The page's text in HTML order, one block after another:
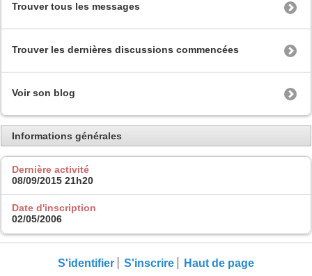
Trouver tous les messages
Trouver les dernières discussions commencées
Voir son blog
Informations générales
Dernière activité
08/09/2015 21h20
Date d'inscription
02/05/2006
S'identifier S'inscrire Haut de page